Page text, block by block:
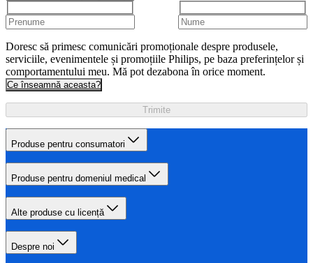
Doresc să primesc comunicări promoționale despre produsele,
serviciile, evenimentele și promoțiile Philips, pe baza preferințelor și
comportamentului meu. Mă pot dezabona în orice moment.
Ce înseamnă aceasta?
Trimite
Produse pentru consumatori
Produse pentru domeniul medical
Alte produse cu licență
Despre noi